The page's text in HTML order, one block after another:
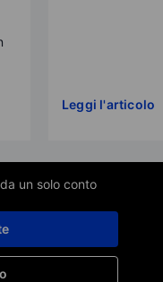
Leggi l'articolo
un solo conto